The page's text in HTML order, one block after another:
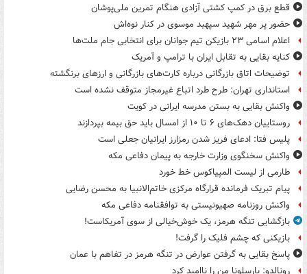
قطع برق در کمپ کشتی آزادی هنگام تمرین ملی‌پوشان
حضور پر مهر شهید سپهبد موسوی در کنار نوه‌اش
اعلام اسامی ۲۳ بازیکن تیم جوانان برای انتخابی جام ملت‌ها
کنایه بقایی به تقابل ایران با ترامپ و آمریک
توضیحات اتاق بازرگانی درباره کارت‌های بازرگانی و ارزهای برنگشته
استانداری تهران: طرح طرد اتباع غیرمجاز متوقف نشده است
واکنش بقایی به بستن مدرسه ایرانی در کویت
روستاییان دهک‌های ۶ تا ۱۰ از امسال باید حق بیمه بپردازند
پلیس فتا: ادعای فریز شدن رمزارز ایرانیان جعلی است
واکنش سخنگوی وزارت خارجه به پیمان دفاعی مکه
طارمی از لیست المپیاکوس خط خورد
پیام تبریک فرمانده قرارگاه مرکزی خاتم‌الانبیا به محسن رضایی
واکنش روزنامه صهیونیستی به توافقنامه دفاعی مکه
بازگشایی تنگه هرمز، یک خوش‌خیالی از سوی آمریکاست!
بازیکنی که چشم فلیک را گرفت!
پاسخ بقایی به گرفتن عوارض در تنگه هرمز در تفاهم با عمان
رونالدو: بارسلونا من را ناامید کرد